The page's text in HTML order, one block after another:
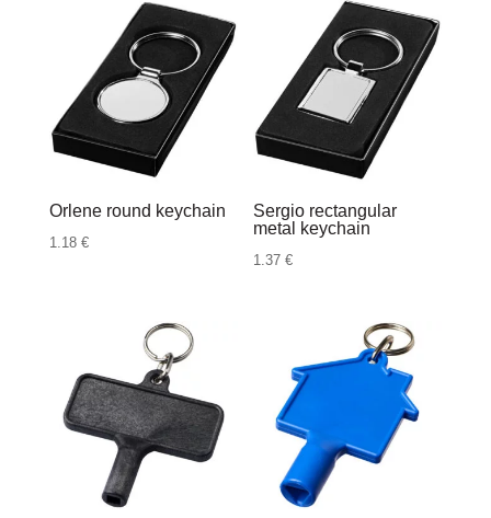
Orlene round keychain
1.18 €
Sergio rectangular
metal keychain
1.37€